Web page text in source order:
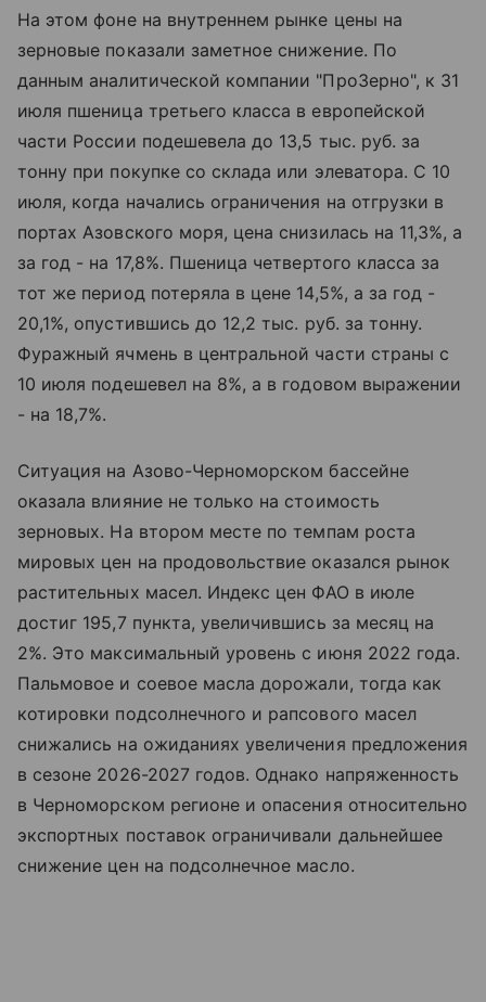
На этом фоне на внутреннем рынке цены на
зерновые показали заметное снижение. По
данным аналитической компании "ПроЗерно", к 31
июля пшеница третьего класса в европейской
части России подешевела до 13,5 тыс. руб. за
тонну при покупке со склада или элеватора. С 10
июля, когда начались ограничения на отгрузки в
портах Азовского моря, цена снизилась на 11,3%, а
за год - на 17,8%. Пшеница четвертого класса за
тот же период потеряла в цене 14,5%, а за год -
20,1%, опустившись до 12,2 тыс. руб. за тонну.
Фуражный ячмень в центральной части страны с
10 июля подешевел на 8%, а в годовом выражении
- на 18,7%.
Ситуация на Азово-Черноморском бассейне
оказала влияние не только на стоимость
зерновых. На втором месте по темпам роста
мировых цен на продовольствие оказался рынок
растительных масел. Индекс цен ФАО в июле
достиг 195,7 пункта, увеличившись за месяц на
2%. Это максимальный уровень с июня 2022 года.
Пальмовое и соевое масла дорожали, тогда как
котировки подсолнечного и рапсового масел
снижались на ожиданиях увеличения предложения
в сезоне 2026-2027 годов. Однако напряженность
в Черноморском регионе и опасения относительно
экспортных поставок ограничивали дальнейшее
снижение цен на подсолнечное масло.